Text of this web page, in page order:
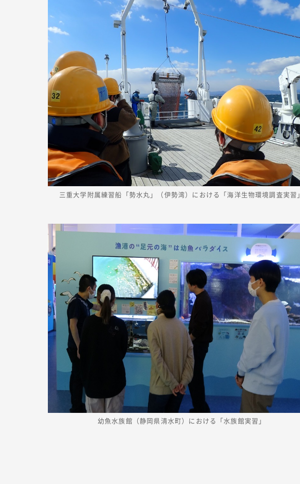
三重大学附属練習船「勢水丸」（伊勢湾）における「海洋生物環境調査実習」
幼魚水族館（静岡県清水町）における「水族館実習」